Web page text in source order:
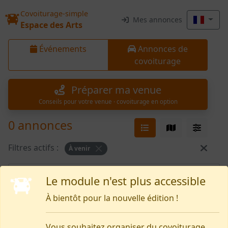
Le module n'est plus accessible
À bientôt pour la nouvelle édition !
Covoiturage-simple
Espace des Arts Mes annonces
Événements
Annonces de
covoiturage
Préparer ma venue
Conseils pour votre venue · covoiturage en option
0 annonces
Filtres actifs : À venir
Rien pour le moment